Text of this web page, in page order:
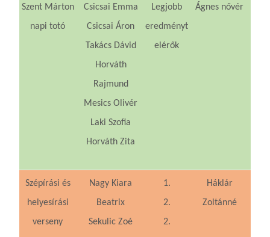
Szent Márton
napi totó
Csicsai Emma
Csicsai Áron
Takács Dávid
Horváth
Rajmund
Mesics Olivér
Laki Szofia
Horváth Zita
Legjobb
eredményt
elérők
Ágnes nővér
Szépírási és
helyesírási
verseny
Nagy Kiara
Beatrix
Sekulic Zoé
1.
2.
2.
Háklár
Zoltánné